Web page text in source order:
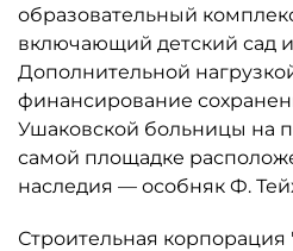
образовательный
включающий детский сад
Дополнительной
финансирование
Ушаковской больницы на
самой площадке
наследия — особняк Ф.
Строительная